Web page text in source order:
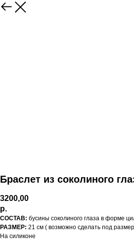
Браслет из соколиного
3200,00
р.
СОСТАВ: бусины соколиного глаза в форме
РАЗМЕР: 21 см ( возможно сделать под
На силиконе